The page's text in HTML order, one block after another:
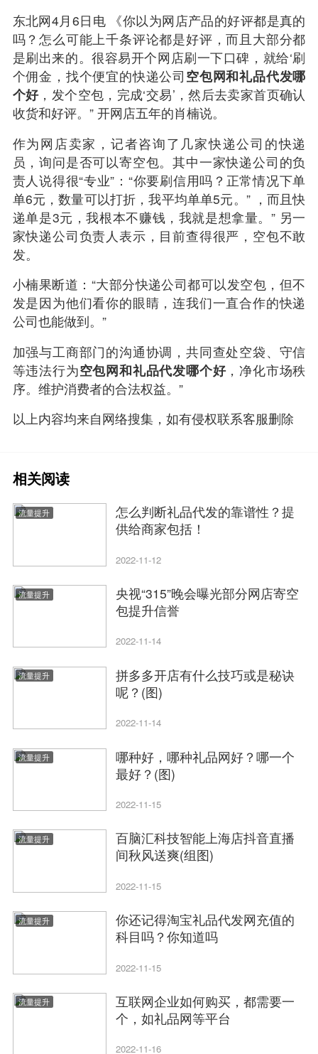
东北网4月6日电 《你以为网店产品的好评都是真的
吗？怎么可能上千条评论都是好评，而且大部分都
是刷出来的。很容易开个网店刷一下口碑，就给‘刷
个佣金，找个便宜的快递公司 空包网和礼品代发哪
个好，发个空包，完成‘交易’，然后去卖家首页确认
收货和好评。” 开网店五年的肖楠说。
作为网店卖家，记者咨询了几家快递公司的快递
员，询问是否可以寄空包。其中一家快递公司的负
责人说得很“专业”：“你要刷信用吗？正常情况下单
单6元，数量可以打折，我平均单单5元。” ，而且快
递单是3元，我根本不赚钱，我就是想拿量。” 另一
家快递公司负责人表示，目前查得很严，空包不敢
发。
小楠果断道：“大部分快递公司都可以发空包，但不
发是因为他们看你的眼睛，连我们一直合作的快递
公司也能做到。”
加强与工商部门的沟通协调，共同查处空袋、守信
等违法行为空包网和礼品代发哪个好，净化市场秩
序。维护消费者的合法权益。”
以上内容均来自网络搜集，如有侵权联系客服删除
相关阅读
流量提升
怎么判断礼品代发的靠谱性？提
供给商家包括！
2022-11-12
流量提升
央视“315”晚会曝光部分网店寄空
包提升信誉
2022-11-14
流量提升
拼多多开店有什么技巧或是秘诀
呢？(图)
2022-11-14
流量提升
哪种好，哪种礼品网好？哪一个
最好？(图)
2022-11-15
流量提升
百脑汇科技智能上海店抖音直播
间秋风送爽(组图)
2022-11-15
流量提升
你还记得淘宝礼品代发网充值的
科目吗？你知道吗
2022-11-15
流量提升
互联网企业如何购买，都需要一
个，如礼品网等平台
2022-11-16